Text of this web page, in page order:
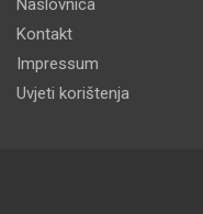
Naslovnica
Kontakt
Impressum
Uvjeti korištenja